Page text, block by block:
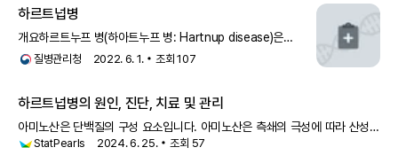
하르트넙병
개요하르트누프 병(하아트누프 병: Hartnup disease)은
1950년대에 런던의 하르트누프(Hartnup) 가족 8명 중
질병관리청 2022. 6. 1. 조회107
하르트넙병의 원인, 진단, 치료 및 관리
아미노산은 단백질의 구성 요소입니다. 아미노산은 측쇄의 극성에 따라 산성,
염기성, 중성 아미노산으로 나뉩니다. 하르트넙병(Hartnup’s d
StatPearls 2024. 6. 25. 조회 57